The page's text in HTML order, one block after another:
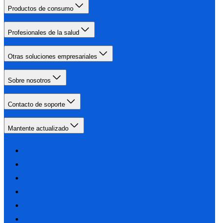
Productos de consumo
Profesionales de la salud
Otras soluciones empresariales
Sobre nosotros
Contacto de soporte
Mantente actualizado